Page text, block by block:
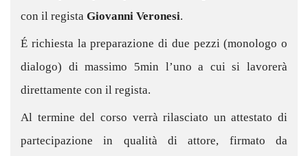
con il regista Giovanni Veronesi.
É richiesta la preparazione di due pezzi (monologo o
dialogo) di massimo 5min l’uno a cui si lavorerà
direttamente con il regista.
Al termine del corso verrà rilasciato un attestato di
partecipazione in qualità di attore, firmato da